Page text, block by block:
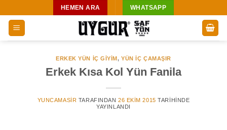
atla
HEMEN ARA WHATSAPP
ERKEK YÜN İÇ GIYIM,YÜN IÇ ÇAMAŞIR
Erkek Kısa Kol Yün Fanila
YUNCAMASIR TARAFINDAN 26 EKIM 2015 TARIHINDE
YAYINLANDI